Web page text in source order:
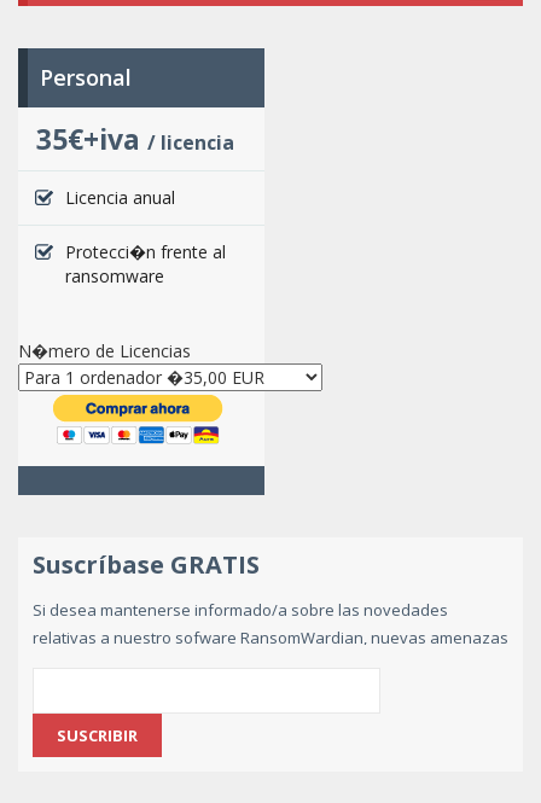
Personal
35€+iva / licencia
Licencia anual
Protecci�n frente al
ransomware
N�mero de Licencias
Suscríbase GRATIS
Si desea mantenerse informado/a sobre las novedades
relativas a nuestro sofware RansomWardian, nuevas amenazas